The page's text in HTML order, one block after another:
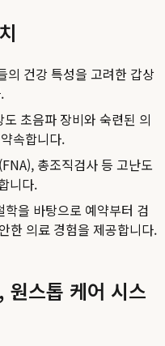
의 건강 특성을 고려한 갑상
초음파 장비와 숙련된 의
속합니다.
총조직검사 등 고난도
니다.
을 바탕으로 예약부터 검
한 의료 경험을 제공합니다.
원스톱 케어 시스